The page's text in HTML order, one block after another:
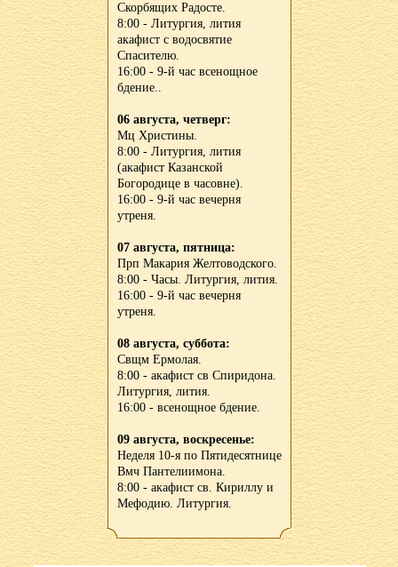
Скорбящих Радосте.
8:00 - Литургия, лития
акафист с водосвятие
Спасителю.
16:00 - 9-й час всенощное
бдение..
06 августа, четверг:
Мц Христины.
8:00 - Литургия, лития
(акафист Казанской
Богородице в часовне).
16:00 - 9-й час вечерня
утреня.
07 августа, пятница:
Прп Макария Желтоводского.
8:00 - Часы. Литургия, лития.
16:00 - 9-й час вечерня
утреня.
08 августа, суббота:
Свщм Ермолая.
8:00 - акафист св Спиридона.
Литургия, лития.
16:00 - всенощное бдение.
09 августа, воскресенье:
Неделя 10-я по Пятидесятнице
Вмч Пантелиимона.
8:00 - акафист св. Кириллу и
Мефодию. Литургия.